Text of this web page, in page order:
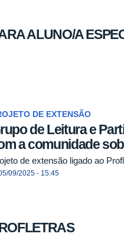
ALUNO/A
DE EXTENSÃO
de Leitura e
a comunidade
de extensão ligado ao
09/2025 - 15:45